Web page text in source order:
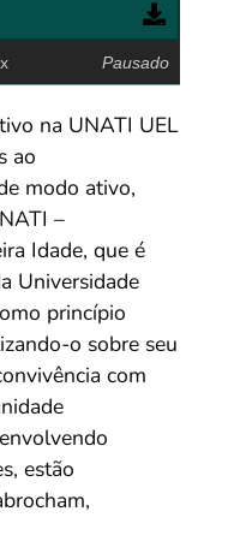
Pausado
na UNATI UEL
ao
modo ativo,
–
Idade, que é
Universidade
princípio
o sobre seu
com
estão